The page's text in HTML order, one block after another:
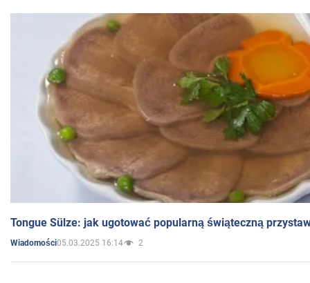
Tongue Sülze: jak ugotować popularną świąteczną
Wiadomości05.03.2025 16:14 2